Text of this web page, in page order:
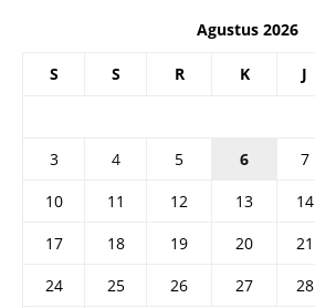
Agustus 2026
S S R K J
3
4 5 6 7
10
11 12 13 14
17
18 19 20 21
24
25 26 27 28